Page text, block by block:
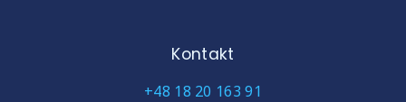
Kontakt
+48 18 20 163 91